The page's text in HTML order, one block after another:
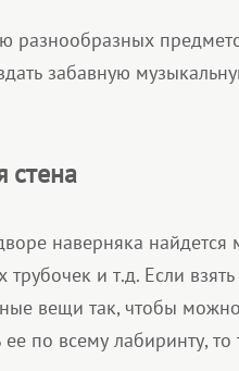
разнообразных
забавную
стена
наверняка найдется
трубочек и т.д. Если
вещи так, чтобы
ее по всему лабиринту,